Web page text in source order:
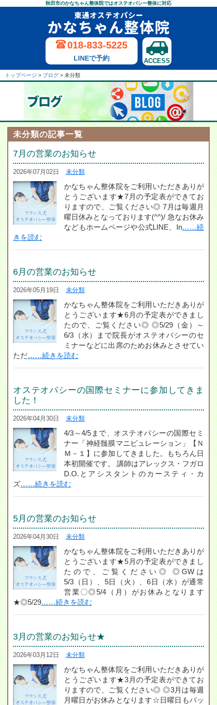
秋田市のかなちゃん整体院ではオステオパシー整体に対応
018-833-5225
LINEで予約 ACCESS
トップページ > ブログ > 未分類
未分類の記事一覧
7月の営業のお知らせ
2026年07月02日 未分類
かなちゃん整体院をご利用いただきありが
とうございます★7月の予定表ができてお
りますので、ご覧ください◎ 7月は毎週月
曜日休みとなっております(^^)/ 急なお休み
などもホームページや公式LINE、In……続
きを読む
6月の営業のお知らせ
2026年05月19日 未分類
かなちゃん整体院をご利用いただきありが
とうございます★6月の予定表ができまし
たので、ご覧ください◎ ◎5/29（金）～
6/3（水）まで院長がオステオパシーのセ
ミナーなどに出席のためお休みとさせてい
ただ……続きを読む
オステオパシーの国際セミナーに参加してきま
した！
2026年04月30日 未分類
4/3～4/5まで、オステオパシーの国際セミ
ナー「神経髄膜マニピュレーション」【Ｎ
Ｍ－１】に参加してきました。もちろん日
本初開催です。 講師はアレックス・フガロ
D.O.とアシスタントのカースティ・カ
ズ……続きを読む
5月の営業のお知らせ
2026年04月30日 未分類
かなちゃん整体院をご利用いただきありが
とうございます★5月の予定表ができまし
たので、ご覧ください◎ ◎GWは
5/3（日）、5日（火）、6日（水）が通常
営業〇◎5/4（月）がお休みとなります
★◎5/29……続きを読む
3月の営業のお知らせ★
2026年03月12日 未分類
かなちゃん整体院をご利用いただきありが
とうございます★3月の予定表ができてお
りますので、ご覧ください◎ ◎3月は毎週
月曜日がお休みとなります☆日曜日もバッ